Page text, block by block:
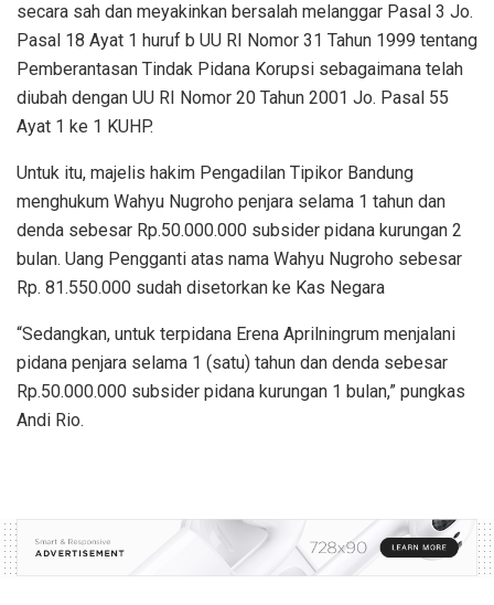
secara sah dan meyakinkan bersalah melanggar Pasal 3 Jo.
Pasal 18 Ayat 1 huruf b UU RI Nomor 31 Tahun 1999 tentang
Pemberantasan Tindak Pidana Korupsi sebagaimana telah
diubah dengan UU RI Nomor 20 Tahun 2001 Jo. Pasal 55
Ayat 1 ke 1 KUHP.
Untuk itu, majelis hakim Pengadilan Tipikor Bandung
menghukum Wahyu Nugroho penjara selama 1 tahun dan
denda sebesar Rp.50.000.000 subsider pidana kurungan 2
bulan. Uang Pengganti atas nama Wahyu Nugroho sebesar
Rp. 81.550.000 sudah disetorkan ke Kas Negara
“Sedangkan, untuk terpidana Erena Aprilningrum menjalani
pidana penjara selama 1 (satu) tahun dan denda sebesar
Rp.50.000.000 subsider pidana kurungan 1 bulan,” pungkas
Andi Rio.